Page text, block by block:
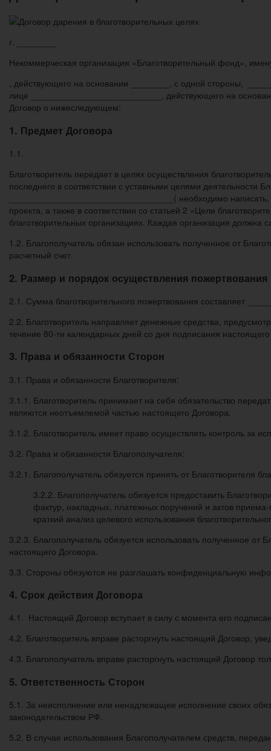
г. ________ «___»
Некоммерческая организация «Благотворительный фонд»,
, действующего на основании ________, с одной стороны,
лице ___________________________, действующего на
Договор о нижеследующем:
1. Предмет Договора
1.1.
Благотворитель передает в целях осуществления
последнего в соответствии с уставными целями
__________________________________( необходимо
проекта, а также в соответствии со статьей 2 «Цели
благотворительных организациях. Каждая организация
1.2. Благополучатель обязан использовать полученное от
расчетный счет.
2. Размер и порядок осуществления пожертвования
2.1. Сумма благотворительного пожертвования составляет
2.2. Благотворитель направляет денежные средства,
течение 80-ти календарных дней со дня подписания
3. Права и обязанности Сторон
3.1. Права и обязанности Благотворителя:
3.1.1. Благотворитель принимает на себя обязательство
являются неотъемлемой частью настоящего Договора.
3.1.2. Благотворитель имеет право осуществлять контроль за
3.2. Права и обязанности Благополучателя:
3.2.1. Благополучатель обязуется принять от Благотворителя
3.2.2. Благополучатель обязуется предоставить
фактур, накладных, платежных поручений и актов
краткий анализ целевого использования
3.2.3. Благополучатель обязуется использовать полученное
настоящего Договора.
3.3. Стороны обязуются не разглашать конфиденциальную
4. Срок действия Договора
4.1. Настоящий Договор вступает в силу с момента его
4.2. Благотворитель вправе расторгнуть настоящий Договор,
4.3. Благополучатель вправе расторгнуть настоящий Договор
5. Ответственность Сторон
5.1. За неисполнение или ненадлежащее исполнение своих
законодательством РФ.
5.2. В случае использования Благополучателем средств,